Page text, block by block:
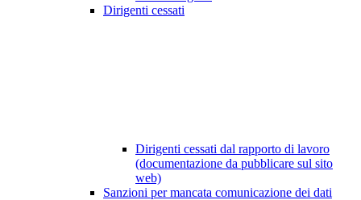
Dirigenti cessati
Dirigenti cessati dal rapporto di lavoro
(documentazione da pubblicare sul sito
web)
Sanzioni per mancata comunicazione dei dati